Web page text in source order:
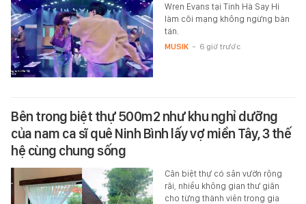
Wren Evans tại Tinh Hà Say Hi
làm cõi mạng không ngừng bàn
tán.
MUSIK - 6 giờ trước
Bên trong biệt thự 500m2 như khu nghỉ dưỡng
của nam ca sĩ quê Ninh Bình lấy vợ miền Tây, 3 thế
hệ cùng chung sống
Căn biệt thự có sân vườn rộng
rãi, nhiều không gian thư giãn
cho từng thành viên trong gia